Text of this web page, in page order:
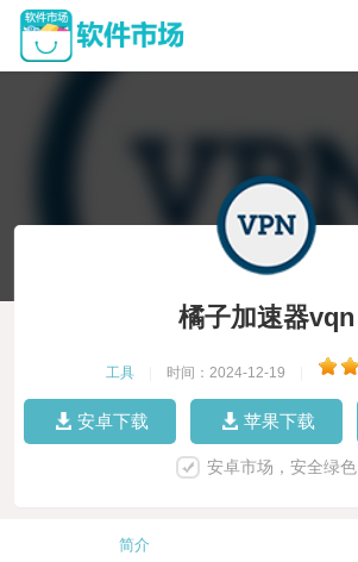
橘子加速器vqn
工具 时间：2024-12-19
安卓下载 苹果下载
安卓市场，安全绿色
简介